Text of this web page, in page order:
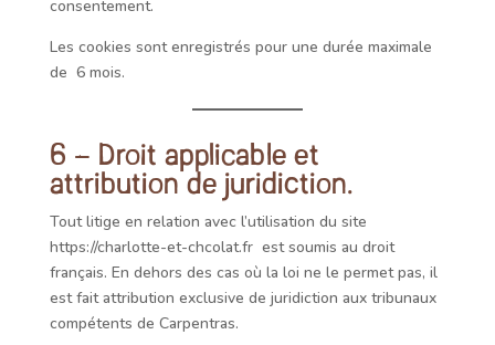
consentement.
Les cookies sont enregistrés pour une durée maximale
de 6 mois.
6 – Droit applicable et
attribution de juridiction.
Tout litige en relation avec l’utilisation du site
https://charlotte-et-chcolat.fr est soumis au droit
français. En dehors des cas où la loi ne le permet pas, il
est fait attribution exclusive de juridiction aux tribunaux
compétents de Carpentras.